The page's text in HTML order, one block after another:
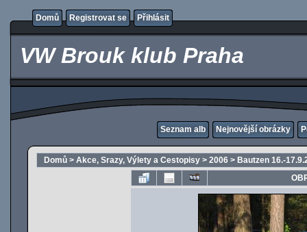
Domů Registrovat se Přihlásit
VW Brouk klub Praha
Seznam alb Nejnovější obrázky
Domů > Akce, Srazy, Výlety a Cestopisy > 2006 > Bautzen 16.-